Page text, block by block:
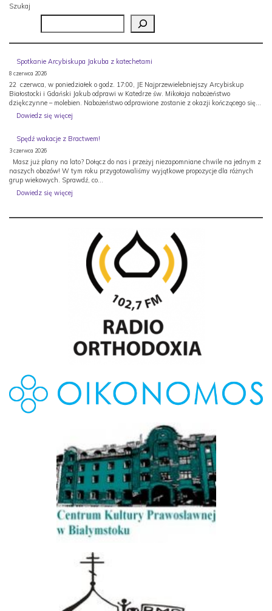
Szukaj
Spotkanie Arcybiskupa Jakuba z katechetami
8 czerwca 2026
22 czerwca, w poniedziałek o godz. 17:00, JE Najprzewielebniejszy Arcybiskup
Białostocki i Gdański Jakub odprawi w Katedrze św. Mikołaja nabożeństwo
dziękczynne – molebien. Nabożeństwo odprawione zostanie z okazji kończącego się…
Dowiedz się więcej
Jakuba
katechetami
Spędź wakacje z Bractwem!
3 czerwca 2026
Masz już plany na lato? Dołącz do nas i przeżyj niezapomniane chwile na jednym z
naszych obozów! W tym roku przygotowaliśmy wyjątkowe propozycje dla różnych
grup wiekowych. Sprawdź, co…
Dowiedz się więcej
z